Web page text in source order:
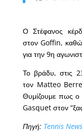
Ο Στέφανος
στον Goffin,
για την 9η
Το βράδυ, στις
τον Matteo
Θυμίζουμε πως ο
Gasquet στον
Πηγή: Tennis News